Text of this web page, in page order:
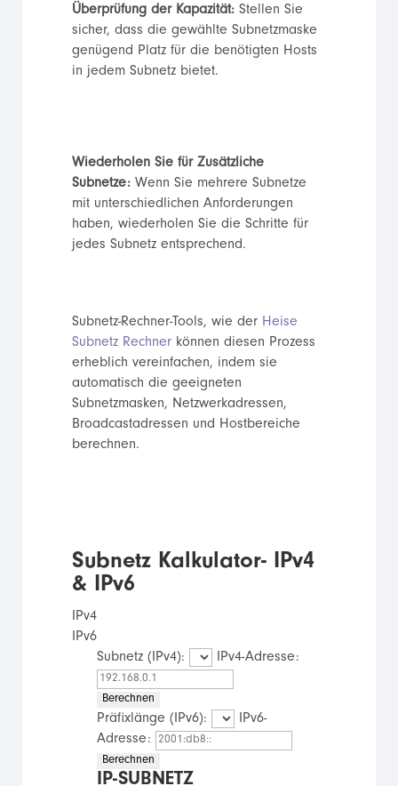
Überprüfung der Kapazität:Stellen Sie
sicher, dass die gewählte Subnetzmaske
genügend Platz für die benötigten Hosts
in jedem Subnetz bietet.
Wiederholen Sie für Zusätzliche
Subnetze:Wenn Sie mehrere Subnetze
mit unterschiedlichen Anforderungen
haben, wiederholen Sie die Schritte für
jedes Subnetz entsprechend.
Subnetz-Rechner-Tools, wie der Heise
Subnetz Rechnerkönnen diesen Prozess
erheblich vereinfachen, indem sie
automatisch die geeigneten
Subnetzmasken, Netzwerkadressen,
Broadcastadressen und Hostbereiche
berechnen.
Subnetz Kalkulator- IPv4
& IPv6
IPv4
IPv6
Subnetz (IPv4):
IPv4-Adresse:
Berechnen
Präfixlänge (IPv6):
IPv6-
Adresse:
Berechnen
IP-SUBNETZ